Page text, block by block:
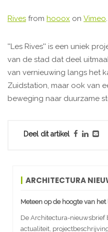
Rives from hooox on Vimeo.
''Les Rives'' is een uniek
van de stad dat deel
van vernieuwing langs het
Zuidstation, maar ook van
beweging naar duurzame
Deel dit artikel
ARCHITECTURA
Meteen op de hoogte van
De Architectura-nieuwsbrief
actualiteit,